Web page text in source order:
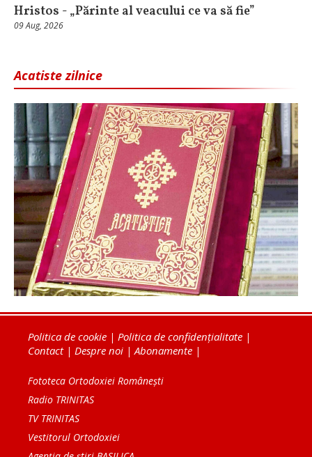
Hristos - „Părinte al veacului ce va să fie”
09 Aug, 2026
Acatiste zilnice
Politica de cookie | Politica de confidențialitate |
Contact| Despre noi | Abonamente |
Fototeca Ortodoxiei Românești
Radio TRINITAS
TV TRINITAS
Vestitorul Ortodoxiei